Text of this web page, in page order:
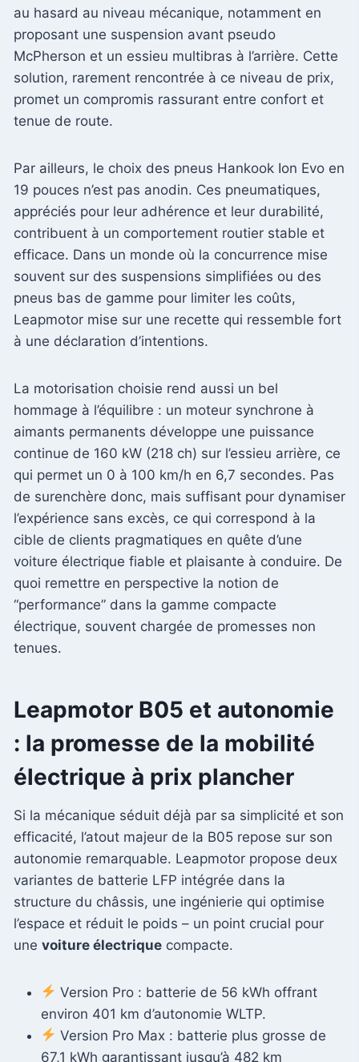
au hasard au niveau mécanique, notamment en
proposant une suspension avant pseudo
McPherson et un essieu multibras à l’arrière. Cette
solution, rarement rencontrée à ce niveau de prix,
promet un compromis rassurant entre confort et
tenue de route.
Par ailleurs, le choix des pneus Hankook Ion Evo en
19 pouces n’est pas anodin. Ces pneumatiques,
appréciés pour leur adhérence et leur durabilité,
contribuent à un comportement routier stable et
efficace. Dans un monde où la concurrence mise
souvent sur des suspensions simplifiées ou des
pneus bas de gamme pour limiter les coûts,
Leapmotor mise sur une recette qui ressemble fort
à une déclaration d’intentions.
La motorisation choisie rend aussi un bel
hommage à l’équilibre : un moteur synchrone à
aimants permanents développe une puissance
continue de 160 kW (218 ch) sur l’essieu arrière, ce
qui permet un 0 à 100 km/h en 6,7 secondes. Pas
de surenchère donc, mais suffisant pour dynamiser
l’expérience sans excès, ce qui correspond à la
cible de clients pragmatiques en quête d’une
voiture électrique fiable et plaisante à conduire. De
quoi remettre en perspective la notion de
“performance” dans la gamme compacte
électrique, souvent chargée de promesses non
tenues.
Leapmotor B05 et autonomie
: la promesse de la mobilité
électrique à prix plancher
Si la mécanique séduit déjà par sa simplicité et son
efficacité, l’atout majeur de la B05 repose sur son
autonomie remarquable. Leapmotor propose deux
variantes de batterie LFP intégrée dans la
structure du châssis, une ingénierie qui optimise
l’espace et réduit le poids – un point crucial pour
une voiture électrique compacte.
Version Pro : batterie de 56 kWh offrant
environ 401 km d’autonomie WLTP.
Version Pro Max : batterie plus grosse de
67,1 kWh garantissant jusqu’à 482 km